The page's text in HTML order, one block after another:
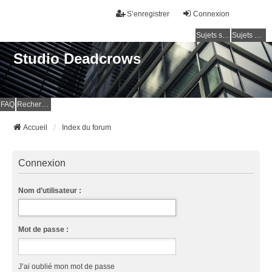
Connexion
S’enregistrer
Sujets sans réponse Sujets actifs
Studio Deadcrows
FAQ Rechercher
Accueil Index du forum
Connexion
Nom d’utilisateur :
Mot de passe :
J’ai oublié mon mot de passe